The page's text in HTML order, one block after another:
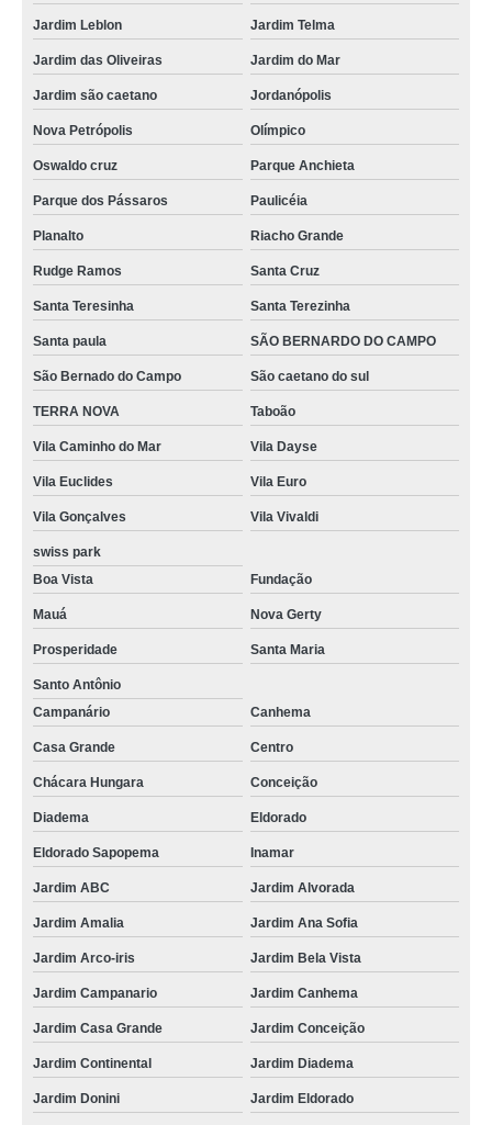
Jardim Leblon Jardim Telma
Jardim das Oliveiras Jardim do Mar
Jardim são caetano Jordanópolis
Nova Petrópolis Olímpico
Oswaldo cruz Parque Anchieta
Parque dos Pássaros Paulicéia
Planalto Riacho Grande
Rudge Ramos Santa Cruz
Santa Teresinha Santa Terezinha
Santa paula SÃO BERNARDO DO CAMPO
São Bernado do Campo São caetano do sul
TERRA NOVA Taboão
Vila Caminho do Mar Vila Dayse
Vila Euclides Vila Euro
Vila Gonçalves Vila Vivaldi
swiss park
Boa Vista
Fundação
Mauá Nova Gerty
Prosperidade Santa Maria
Santo Antônio
Campanário
Canhema
Casa Grande Centro
Chácara Hungara Conceição
Diadema Eldorado
Eldorado Sapopema Inamar
Jardim ABC Jardim Alvorada
Jardim Amalia Jardim Ana Sofia
Jardim Arco-iris Jardim Bela Vista
Jardim Campanario Jardim Canhema
Jardim Casa Grande Jardim Conceição
Jardim Continental Jardim Diadema
Jardim Donini Jardim Eldorado